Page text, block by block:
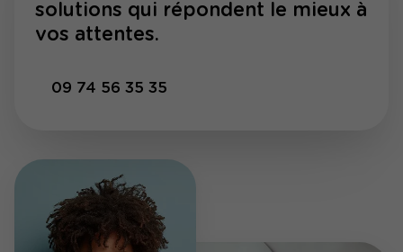
solutions qui répondent le mieux à
vos attentes.
09 74 56 35 35